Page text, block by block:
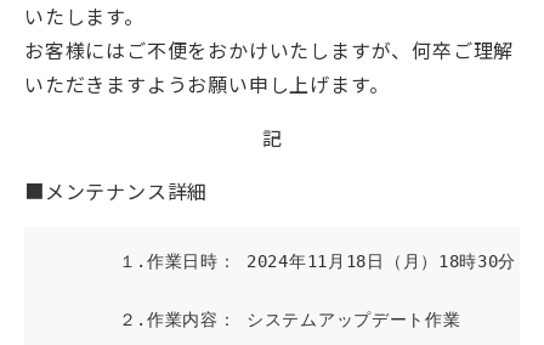
いたします。
お客様にはご不便をおかけいたしますが、何卒ご理解
いただきますようお願い申し上げます。
記
■メンテナンス詳細
　　　１.作業日時： 2024年11月18日（月）18時30分～
  　　　２.作業内容： システムアップデート作業